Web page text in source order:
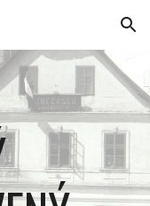
Skip to navigation